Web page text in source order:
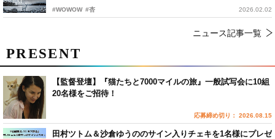
#WOWOW #杏 2026.02.02
ニュース記事一覧
PRESENT
【監督登壇】『猫たちと7000マイルの旅』一般試写会に10組
20名様をご招待！
応募締め切り： 2026.08.15
田村ツトム＆沙倉ゆうののサイン入りチェキを1名様にプレゼ